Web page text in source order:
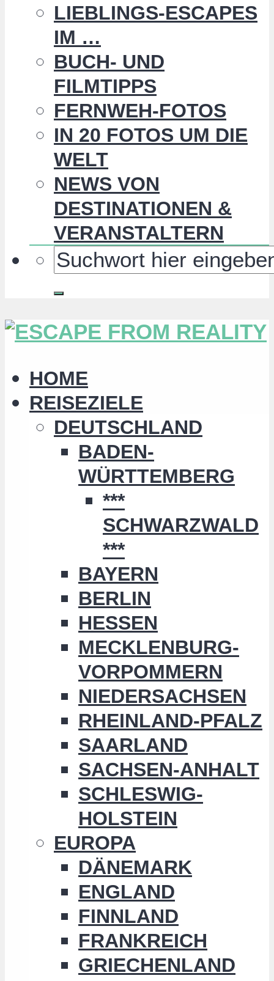
LIEBLINGS-ESCAPES
IM …
BUCH- UND
FILMTIPPS
FERNWEH-FOTOS
IN 20 FOTOS UM DIE
WELT
NEWS VON
DESTINATIONEN &
VERANSTALTERN
HOME
REISEZIELE
DEUTSCHLAND
BADEN-
WÜRTTEMBERG
***
SCHWARZWALD
***
BAYERN
BERLIN
HESSEN
MECKLENBURG-
VORPOMMERN
NIEDERSACHSEN
RHEINLAND-PFALZ
SAARLAND
SACHSEN-ANHALT
SCHLESWIG-
HOLSTEIN
EUROPA
DÄNEMARK
ENGLAND
FINNLAND
FRANKREICH
GRIECHENLAND